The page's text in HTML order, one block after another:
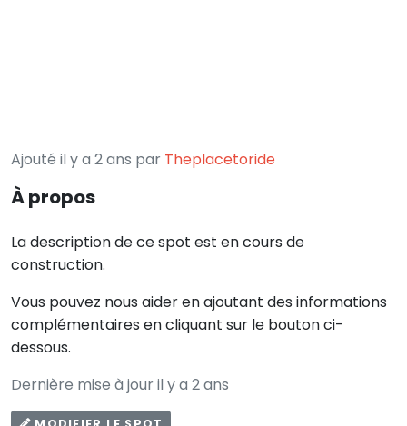
Ajouté il y a 2 ans par Theplacetoride
À propos
La description de ce spot est en cours de
construction.
Vous pouvez nous aider en ajoutant des informations
complémentaires en cliquant sur le bouton ci-
dessous.
Dernière mise à jour il y a 2 ans